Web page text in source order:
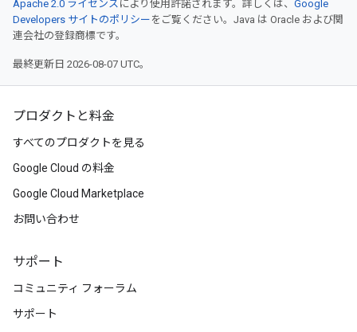
Apache 2.0 ライセンス により使用許諾されます。詳しくは、 Google
Developers サイトのポリシー をご覧ください。Java は Oracle および関
連会社の登録商標です。
最終更新日 2026-08-07 UTC。
プロダクトと料金
すべてのプロダクトを見る
Google Cloud の料金
Google Cloud Marketplace
お問い合わせ
サポート
コミュニティ フォーラム
サポート